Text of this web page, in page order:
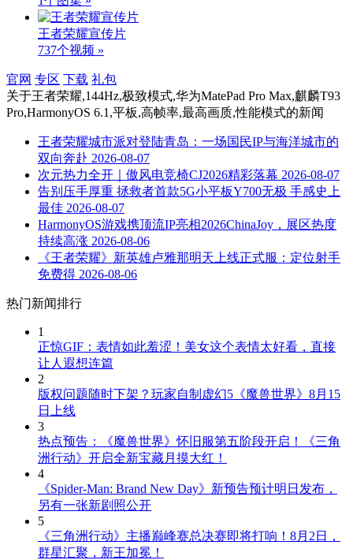
王者荣耀宣传片
737个视频 »
官网 专区 下载 礼包
关于王者荣耀,144Hz,极致模式,华为MatePad Pro Max,麒麟T93
Pro,HarmonyOS 6.1,平板,高帧率,最高画质,性能模式的新闻
王者荣耀城市派对登陆青岛：一场国民IP与海洋城市的
双向奔赴 2026-08-07
次元热力全开｜傲风电竞椅CJ2026精彩落幕 2026-08-07
告别压手厚重 拯救者首款5G小平板Y700无极 手感史上
最佳 2026-08-07
HarmonyOS游戏携顶流IP亮相2026ChinaJoy，展区热度
持续高涨 2026-08-06
《王者荣耀》新英雄卢雅那明天上线正式服：定位射手
免费得 2026-08-06
热门新闻排行
1
正惊GIF：表情如此羞涩！美女这个表情太好看，直接
让人遐想连篇
2
版权问题随时下架？玩家自制虚幻5《魔兽世界》8月15
日上线
3
热点预告：《魔兽世界》怀旧服第五阶段开启！《三角
洲行动》开启全新宝藏月摸大红！
4
《Spider-Man: Brand New Day》新预告预计明日发布，
另有一张新剧照公开
5
《三角洲行动》主播巅峰赛总决赛即将打响！8月2日，
群星汇聚，新王加冕！